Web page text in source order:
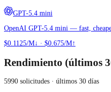
GPT-5.4 mini
OpenAI GPT-5.4 mini — fast,
$0.1125/M↓ · $0.675/M↑
Rendimiento (últimos
5990 solicitudes · últimos 30 días